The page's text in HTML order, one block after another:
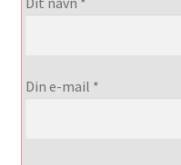
Din e-mail *